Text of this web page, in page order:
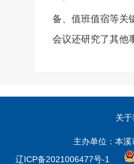
备、值班值宿等关
会议还研究了其他
关
主办单位：本
辽ICP备2021006477号-1